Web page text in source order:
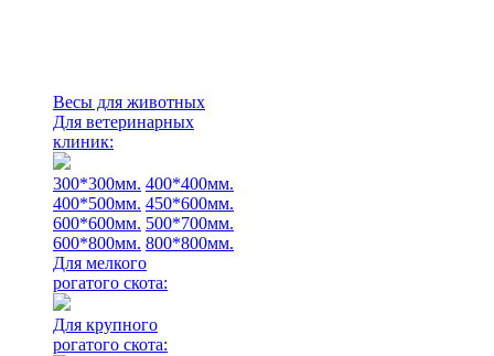
Весы для животных
Для ветеринарных
клиник:
300*300мм. 400*400мм.
400*500мм. 450*600мм.
600*600мм. 500*700мм.
600*800мм. 800*800мм.
Для мелкого
рогатого скота:
Для крупного
рогатого скота: